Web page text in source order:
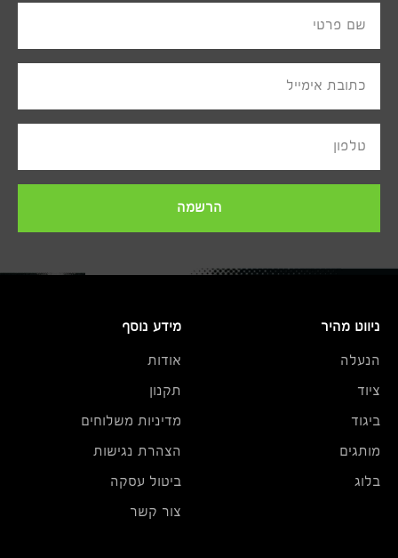
שם פרטי
כתובת אימייל
טלפון
הרשמה
ניווט מהיר
הנעלה
ציוד
ביגוד
מותגים
בלוג
מידע נוסף
אודות
תקנון
מדיניות משלוחים
הצהרת נגישות
ביטול עסקה
צור קשר